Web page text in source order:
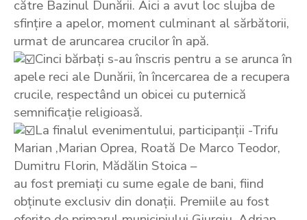
către Bazinul Dunării. Aici a avut loc slujba de
sfințire a apelor, moment culminant al sărbătorii,
urmat de aruncarea crucilor în apă.
Cinci bărbați s-au înscris pentru a se arunca în
apele reci ale Dunării, în încercarea de a recupera
crucile, respectând un obicei cu puternică
semnificație religioasă.
La finalul evenimentului, participanții -Trifu
Marian ,Marian Oprea, Roată De Marco Teodor,
Dumitru Florin, Mădălin Stoica –
au fost premiați cu sume egale de bani, fiind
obținute exclusiv din donații. Premiile au fost